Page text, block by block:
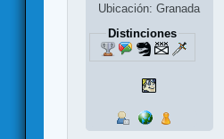
Ubicación: Granada
Distinciones